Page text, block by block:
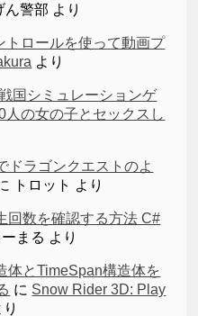
ん警部 より
ロールを使って動画プ
より
国シミュレーションゲ
人の女の子とセックスし
ドラゴンクエストのよ
トロット より
回数を確認する方法 C#
まる より
体とTimeSpan構造体を
に Snow Rider 3D: Play
り